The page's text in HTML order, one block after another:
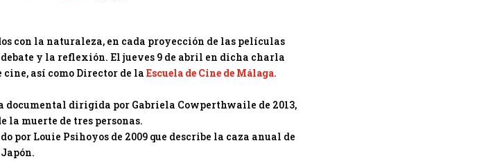
con la naturaleza, en cada proyección de las películas
y la reflexión. El jueves 9 de abril en dicha charla
así como Director de la Escuela de Cine de Málaga.
documental dirigida por Gabriela Cowperthwaile de 2013,
la muerte de tres personas.
por Louie Psihoyos de 2009 que describe la caza anual de